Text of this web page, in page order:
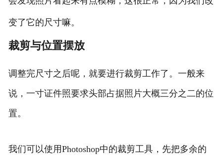
变了它的尺寸嘛。
裁剪与位置摆放
调整完尺寸之后呢，就要进行裁剪工作了。一般来
说，一寸证件照要求头部占据照片大概三分之二的位
置。
我们可以使用Photoshop中的裁剪工具，先把多余的